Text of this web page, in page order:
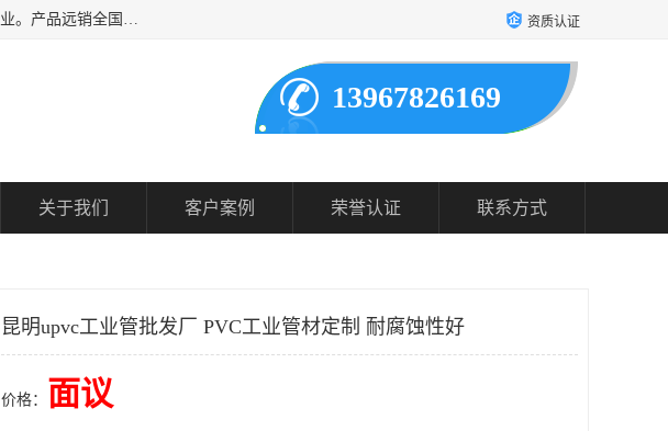
凯鑫管道科技有限公司是一家专业生产PPH、CPVC各类塑料阀门、塑料管道等非金属防腐化工设备的大型企业。产品远销全国三十一个省、市、自治区,广泛应用于化工、石油、氯碱、染料、制药、农药等行业，深受广大用户欢迎，是目前国内生产化工泵、阀门规模较大的生产基地之一。 资质认证
13967826169
关于我们 客户案例 荣誉认证 联系方式
昆明upvc工业管批发厂 PVC工业管材定制 耐腐蚀性好
价格： 面议